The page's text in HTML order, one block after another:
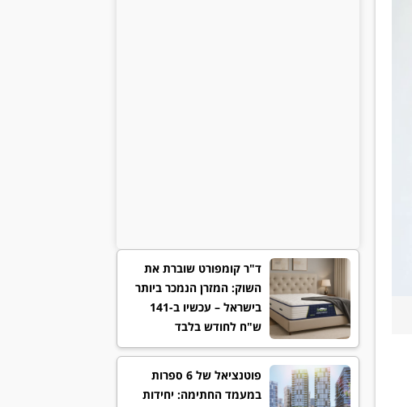
ד"ר קומפורט שוברת את
השוק: המזרן הנמכר ביותר
בישראל – עכשיו ב-141
ש"ח לחודש בלבד
פוטנציאל של 6 ספרות
במעמד החתימה: יחידות